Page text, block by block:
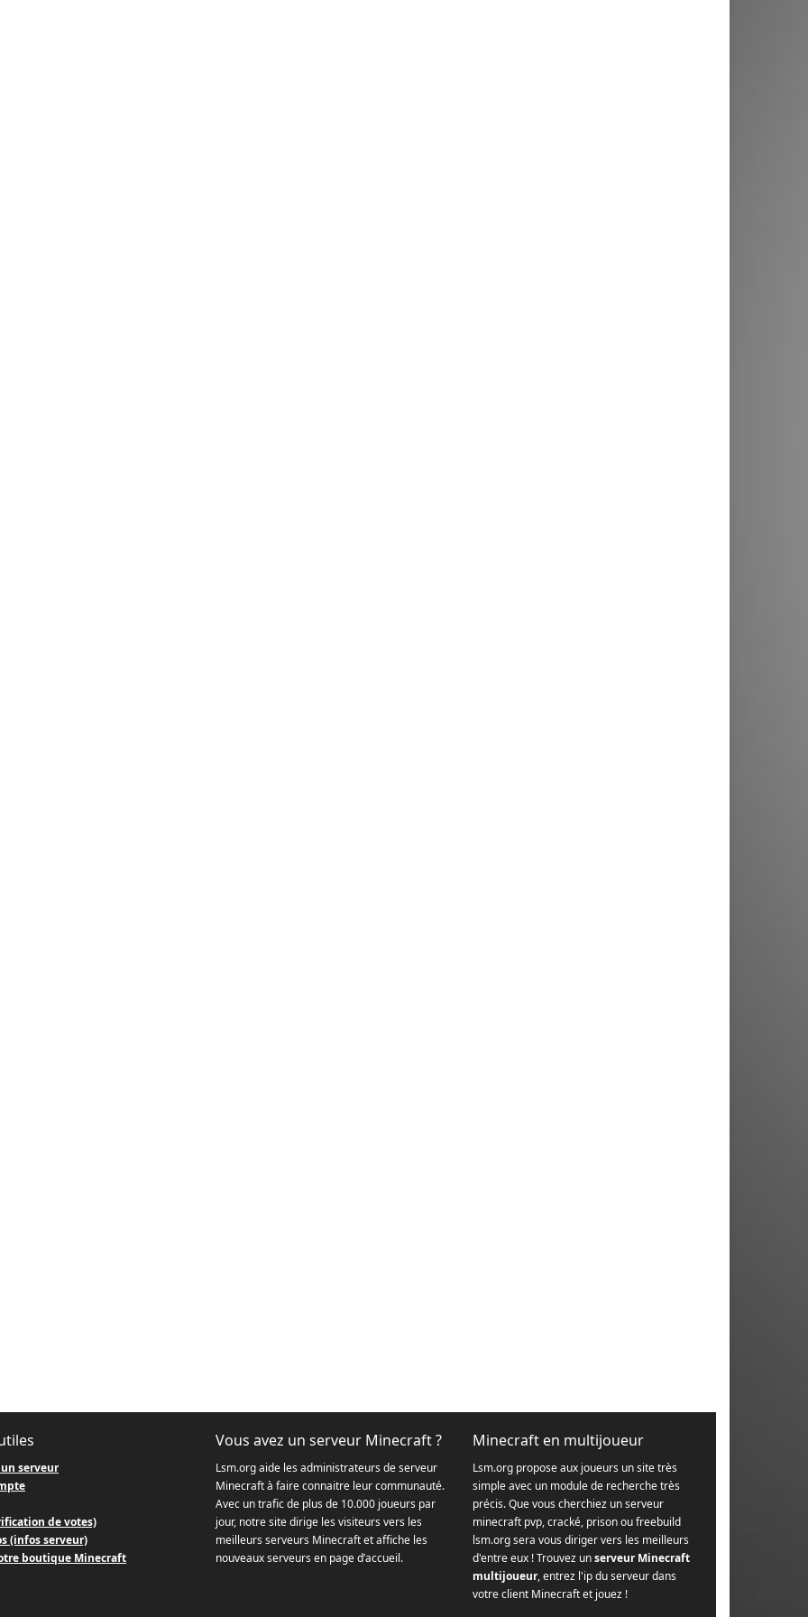
serveur
de votes)
(infos serveur)
boutique Minecraft
Vous avez un serveur Minecraft ?
Lsm.org aide les administrateurs de serveur
Minecraft à faire connaitre leur communauté.
Avec un trafic de plus de 10.000 joueurs par
jour, notre site dirige les visiteurs vers les
meilleurs serveurs Minecraft et affiche les
nouveaux serveurs en page d’accueil.
Minecraft en multijoueur
Lsm.org propose aux joueurs un site très
simple avec un module de recherche très
précis. Que vous cherchiez un serveur
minecraft pvp, cracké, prison ou freebuild
lsm.org sera vous diriger vers les meilleurs
d'entre eux ! Trouvez unserveur Minecraft
multijoueur, entrez l'ip du serveur dans
votre client Minecraft et jouez !